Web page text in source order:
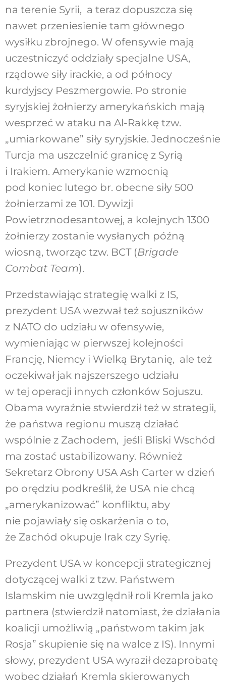
na terenie Syrii, a teraz dopuszcza się
nawet przeniesienie tam głównego
wysiłku zbrojnego. W ofensywie mają
uczestniczyć oddziały specjalne USA,
rządowe siły irackie, a od północy
kurdyjscy Peszmergowie. Po stronie
syryjskiej żołnierzy amerykańskich mają
wesprzeć w ataku na Al-Rakkę tzw.
„umiarkowane” siły syryjskie. Jednocześnie
Turcja ma uszczelnić granicę z Syrią
i Irakiem. Amerykanie wzmocnią
pod koniec lutego br. obecne siły 500
żołnierzami ze 101. Dywizji
Powietrznodesantowej, a kolejnych 1300
żołnierzy zostanie wysłanych późną
wiosną, tworząc tzw. BCT (Brigade
Combat Team).
Przedstawiając strategię walki z IS,
prezydent USA wezwał też sojuszników
z NATO do udziału w ofensywie,
wymieniając w pierwszej kolejności
Francję, Niemcy i Wielką Brytanię, ale też
oczekiwał jak najszerszego udziału
w tej operacji innych członków Sojuszu.
Obama wyraźnie stwierdził też w strategii,
że państwa regionu muszą działać
wspólnie z Zachodem, jeśli Bliski Wschód
ma zostać ustabilizowany. Również
Sekretarz Obrony USA Ash Carter w dzień
po orędziu podkreślił, że USA nie chcą
„amerykanizować” konfliktu, aby
nie pojawiały się oskarżenia o to,
że Zachód okupuje Irak czy Syrię.
Prezydent USA w koncepcji strategicznej
dotyczącej walki z tzw. Państwem
Islamskim nie uwzględnił roli Kremla jako
partnera (stwierdził natomiast, że działania
koalicji umożliwią „państwom takim jak
Rosja” skupienie się na walce z IS). Innymi
słowy, prezydent USA wyraził dezaprobatę
wobec działań Kremla skierowanych